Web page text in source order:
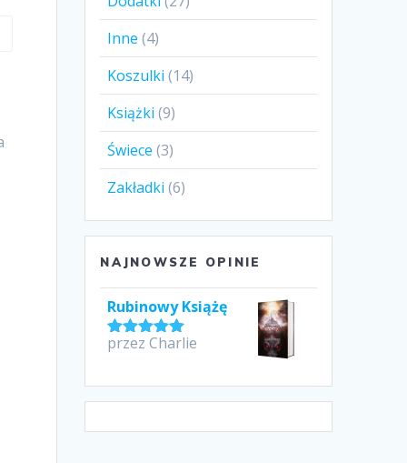
Inne (4)
Koszulki (14)
Książki (9)
Świece (3)
Zakładki (6)
NAJNOWSZE OPINIE
Rubinowy Książę
Oceniono5
przez Charlie